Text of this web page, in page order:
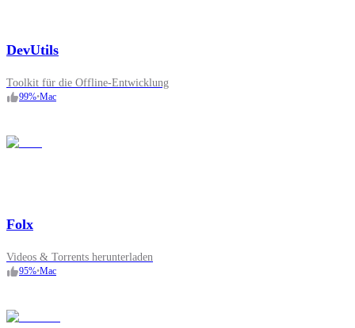
DevUtils
Toolkit für die Offline-Entwicklung
99%•Mac
Folx
Videos & Torrents herunterladen
95%•Mac